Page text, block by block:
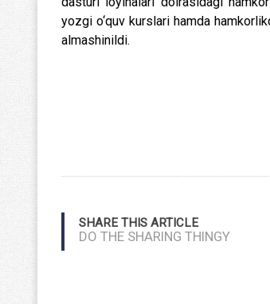
yozgi o‘quv kurslari hamda
almashinildi.
SHARE THIS ARTICLE
DO THE SHARING THINGY